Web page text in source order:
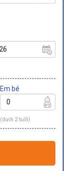
Em bé
(dưới 2 tuổi)